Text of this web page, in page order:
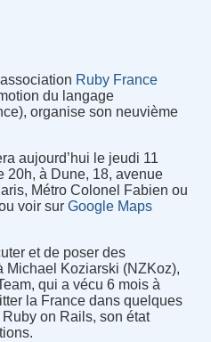
Ruby France
du langage
organise son neuvième
aujourd’hui le jeudi 11
20h, à Dune, 18, avenue
Métro Colonel Fabien ou
voir sur Google Maps
et de poser des
Michael Koziarski (NZKoz),
qui a vécu 6 mois à
la France dans quelques
on Rails, son état